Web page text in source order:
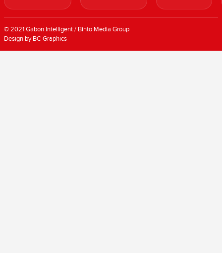
© 2021 Gabon Intelligent / Binto Media Group
Design by BC Graphics